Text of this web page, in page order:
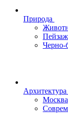
Природа
Пейзаж
Черно-
Архитектура
Москва